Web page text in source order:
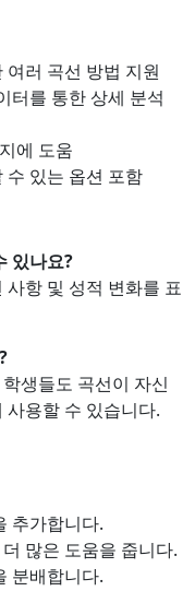
러 곡선 방법 지원
터를 통한 상세 분석
에 도움
수 있는 옵션 포함
있나요?
항 및 성적 변화를 표
생들도 곡선이 자신
용할 수 있습니다.
추가합니다.
많은 도움을 줍니다.
분배합니다.